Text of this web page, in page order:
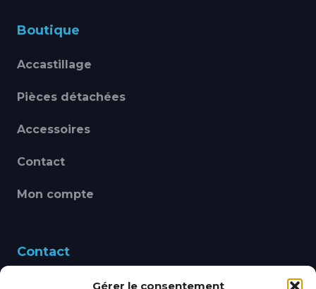
Gérer le consentement
Boutique
Accastillage
Pièces détachées
Accessoires
Contact
Mon compte
Contact